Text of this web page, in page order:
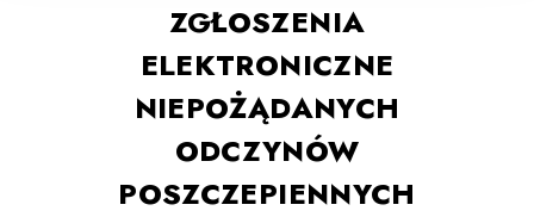
ZGŁOSZENIA
ELEKTRONICZNE
NIEPOŻĄDANYCH
ODCZYNÓW
POSZCZEPIENNYCH